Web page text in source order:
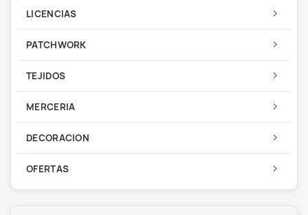
LICENCIAS
PATCHWORK
TEJIDOS
MERCERIA
DECORACION
OFERTAS